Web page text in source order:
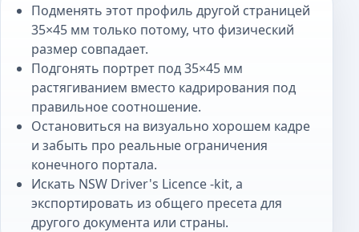
Подменять этот профиль другой страницей
35×45 мм только потому, что физический
размер совпадает.
Подгонять портрет под 35×45 мм
растягиванием вместо кадрирования под
правильное соотношение.
Остановиться на визуально хорошем кадре
и забыть про реальные ограничения
конечного портала.
Искать NSW Driver's Licence -kit, а
экспортировать из общего пресета для
другого документа или страны.